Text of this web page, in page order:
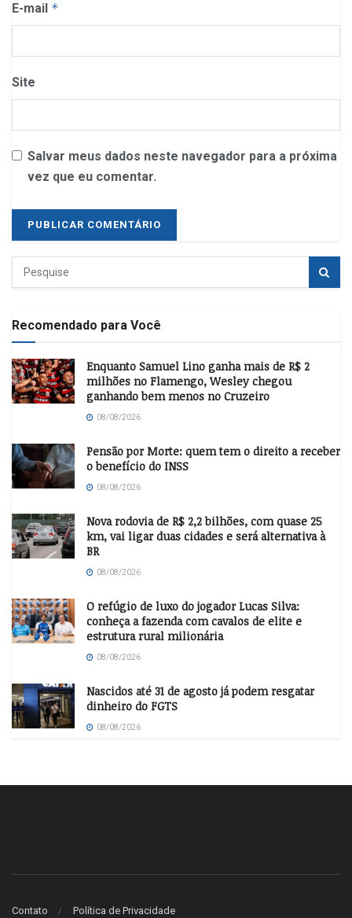
E-mail *
Site
Salvar meus dados neste navegador para a próxima
vez que eu comentar.
Recomendado para Você
Enquanto Samuel Lino ganha mais de R$ 2
milhões no Flamengo, Wesley chegou
ganhando bem menos no Cruzeiro
08/08/2026
Pensão por Morte: quem tem o direito a receber
o benefício do INSS
08/08/2026
Nova rodovia de R$ 2,2 bilhões, com quase 25
km, vai ligar duas cidades e será alternativa à
BR
08/08/2026
O refúgio de luxo do jogador Lucas Silva:
conheça a fazenda com cavalos de elite e
estrutura rural milionária
08/08/2026
Nascidos até 31 de agosto já podem resgatar
dinheiro do FGTS
08/08/2026
Contato Política de Privacidade